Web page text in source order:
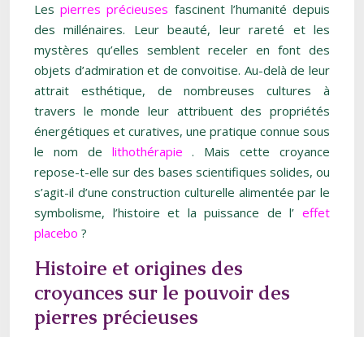
Lespierres précieuses fascinent l’humanité depuis
des millénaires. Leur beauté, leur rareté et les
mystères qu’elles semblent receler en font des
objets d’admiration et de convoitise. Au-delà de leur
attrait esthétique, de nombreuses cultures à
travers le monde leur attribuent des propriétés
énergétiques et curatives, une pratique connue sous
le nom de lithothérapie. Mais cette croyance
repose-t-elle sur des bases scientifiques solides, ou
s’agit-il d’une construction culturelle alimentée par le
symbolisme, l’histoire et la puissance de l’ effet
placebo ?
Histoire et origines des
croyances sur le pouvoir des
pierres précieuses